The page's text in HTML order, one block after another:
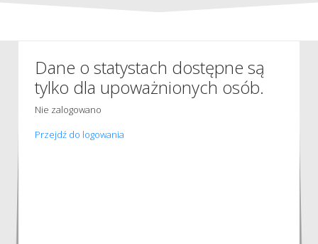
Dane o statystach dostępne są
tylko dla upoważnionych osób.
Nie zalogowano
Przejdź do logowania